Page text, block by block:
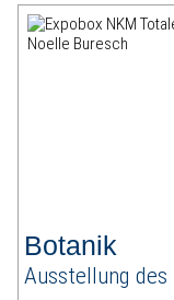
Botanik
Ausstellung